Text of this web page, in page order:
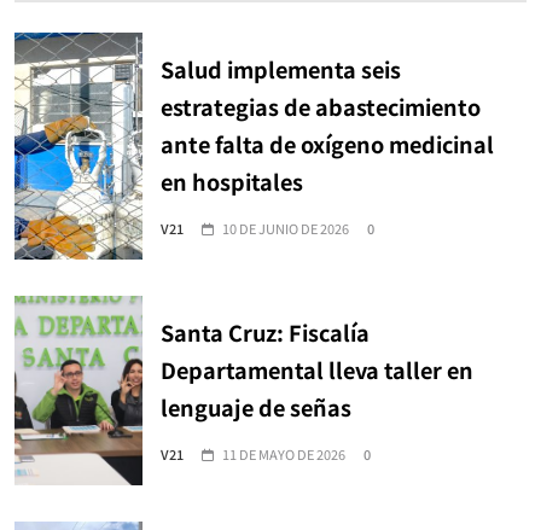
Salud implementa seis
estrategias de abastecimiento
ante falta de oxígeno medicinal
en hospitales
V21 10 DE JUNIO DE 2026 0
Santa Cruz: Fiscalía
Departamental lleva taller en
lenguaje de señas
V21 11 DE MAYO DE 2026 0